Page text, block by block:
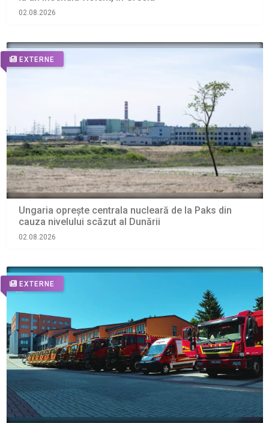
02.08.2026
EXTERNE
Ungaria oprește centrala nucleară de la Paks din
cauza nivelului scăzut al Dunării
02.08.2026
EXTERNE